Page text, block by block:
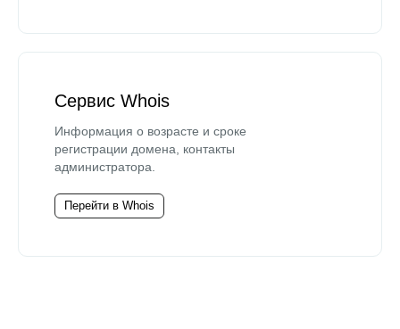
Сервис Whois
Информация о возрасте и сроке
регистрации домена, контакты
администратора.
Перейти в Whois